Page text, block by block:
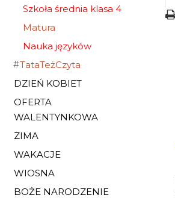
Szkoła średnia klasa 4
Matura
Nauka języków
TataTeżCzyta
DZIEŃ KOBIET
OFERTA
WALENTYNKOWA
ZIMA
WAKACJE
WIOSNA
BOŻE NARODZENIE